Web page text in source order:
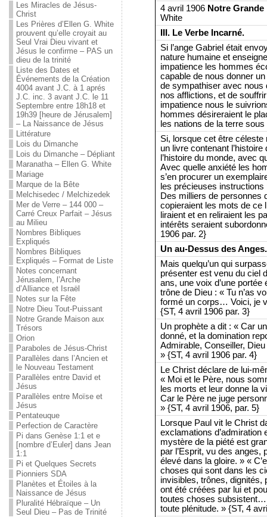
Les Miracles de Jésus-
Christ
Les Prières d’Ellen G. White
prouvent qu’elle croyait au
Seul Vrai Dieu vivant et
Jésus le confirme – PAS un
dieu de la trinité
Liste des Dates et
Événements de la Création
4004 avant J.C. à 1 aprés
J.C. inc. 3 avant J.C. le 11
Septembre entre 18h18 et
19h39 [heure de Jérusalem]
– La Naissance de Jésus
Littérature
Lois du Dimanche
Lois du Dimanche – Dépliant
Maranatha – Ellen G. White
Mariage
Marque de la Bête
Melchisedec / Melchizedek
Mer de Verre – 144 000 –
Carré Creux Parfait – Jésus
au Milieu
Nombres Bibliques
Expliqués
Nombres Bibliques
Expliqués – Format de Liste
Notes concernant
Jérusalem, l’Arche
d’Alliance et Israël
Notes sur la Fête
Notre Dieu Tout-Puissant
Notre Grande Maison aux
Trésors
Orion
Paraboles de Jésus-Christ
Parallèles dans l’Ancien et
le Nouveau Testament
Parallèles entre David et
Jésus
Parallèles entre Moïse et
Jésus
Pentateuque
Perfection de Caractère
Pi dans Genèse 1:1 et e
[nombre d’Euler] dans Jean
1:1
Pi et Quelques Secrets
Pionniers SDA
Planètes et Étoiles à la
Naissance de Jésus
Pluralité Hébraïque – Un
Seul Dieu – Pas de Trinité
4 avril 1906Notre Grande
White
III. Le Verbe Incarné.
Si l’ange Gabriel était
nature humaine et
impatience les hommes
capable de nous donner
de sympathiser avec nous
nos afflictions, et de
impatience nous le
hommes désireraient le
les nations de la terre
Si, lorsque cet être
un livre contenant
l’histoire du monde, avec
Avec quelle anxiété les
s’en procurer un
les précieuses
Des milliers de personnes
copieraient les mots de ce
liraient et en reliraient les
intérêts seraient
1906 par. 2}
Un au-Dessus des Anges.
Mais quelqu’un qui
présenter est venu du ciel
ans, une voix d’une
trône de Dieu : « Tu n’as
formé un corps… Voici, je
{ST, 4 avril 1906 par. 3}
Un prophète a dit : « Car
donné, et la domination
Admirable, Conseiller,
» {ST, 4 avril 1906 par. 4}
Le Christ déclare de lui-
« Moi et le Père, nous
les morts et leur donne la
Car le Père ne juge
» {ST, 4 avril 1906, par. 5}
Lorsque Paul vit le Christ
exclamations d’admiration
mystère de la piété est
par l’Esprit, vu des
élevé dans la gloire. » «
choses qui sont dans les
invisibles, trônes, dignités,
ont été créées par lui et
toutes choses subsistent…
toute plénitude. » {ST, 4